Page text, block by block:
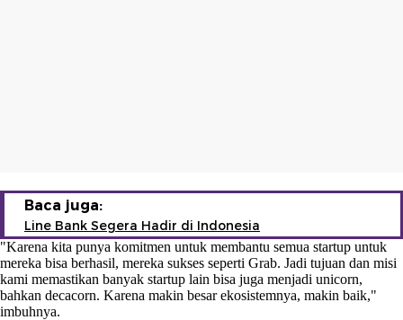
Baca juga:
Line Bank Segera Hadir di Indonesia
"Karena kita punya komitmen untuk membantu semua startup untuk
mereka bisa berhasil, mereka sukses seperti Grab. Jadi tujuan dan misi
kami memastikan banyak startup lain bisa juga menjadi unicorn,
bahkan decacorn. Karena makin besar ekosistemnya, makin baik,"
imbuhnya.